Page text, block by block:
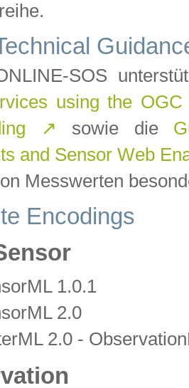
SOS
using the
↗ sowie die
and Sensor Web
Messwerten
Encodings
1.0.1
2.0
2.0 -